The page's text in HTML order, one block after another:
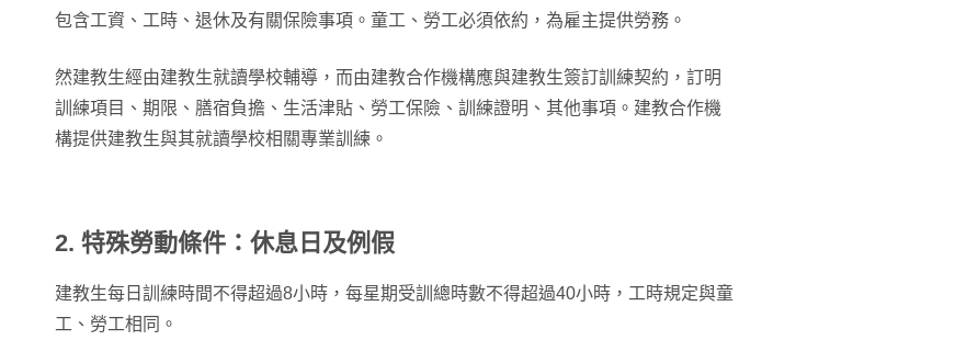
包含工資、工時、退休及有關保險事項。童工、勞工必須依約，為雇主提供勞務。
然建教生經由建教生就讀學校輔導，而由建教合作機構應與建教生簽訂訓練契約，訂明
訓練項目、期限、膳宿負擔、生活津貼、勞工保險、訓練證明、其他事項。建教合作機
構提供建教生與其就讀學校相關專業訓練。
2. 特殊勞動條件：休息日及例假
建教生每日訓練時間不得超過8小時，每星期受訓總時數不得超過40小時，工時規定與童
工、勞工相同。